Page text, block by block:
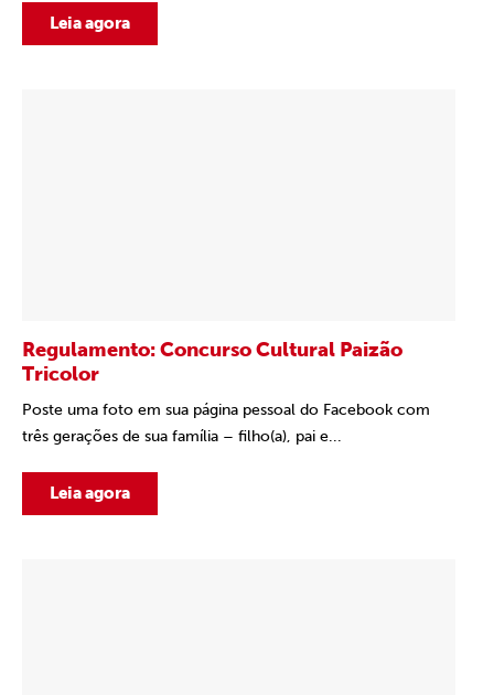
Leia agora
Regulamento: Concurso Cultural Paizão
Tricolor
Poste uma foto em sua página pessoal do Facebook com
três gerações de sua família – filho(a), pai e...
Leia agora